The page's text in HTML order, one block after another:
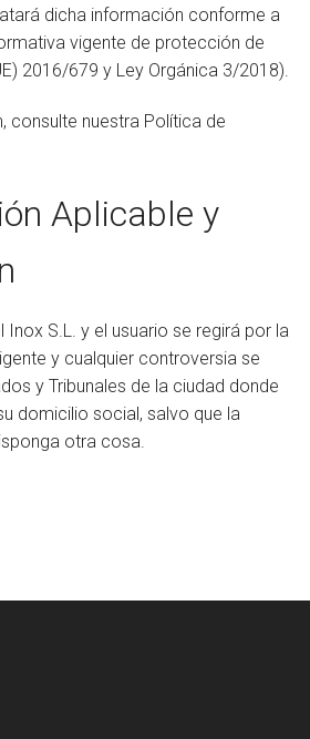
dicha información conforme a
vigente de protección de
2016/679 y Ley Orgánica 3/2018).
consulte nuestra Política de
Aplicable y
Inox S.L. y el usuario se regirá por la
y cualquier controversia se
y Tribunales de la ciudad donde
domicilio social, salvo que la
otra cosa.